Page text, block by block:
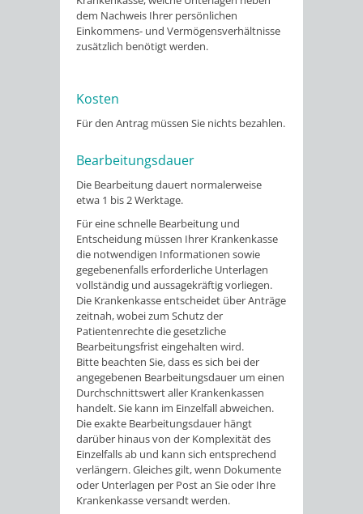
dem Nachweis Ihrer persönlichen
Einkommens- und Vermögensverhältnisse
zusätzlich benötigt werden.
Kosten
Für den Antrag müssen Sie nichts bezahlen.
Bearbeitungsdauer
Die Bearbeitung dauert normalerweise
etwa 1 bis 2 Werktage.
Für eine schnelle Bearbeitung und
Entscheidung müssen Ihrer Krankenkasse
die notwendigen Informationen sowie
gegebenenfalls erforderliche Unterlagen
vollständig und aussagekräftig vorliegen.
Die Krankenkasse entscheidet über Anträge
zeitnah, wobei zum Schutz der
Patientenrechte die gesetzliche
Bearbeitungsfrist eingehalten wird.
Bitte beachten Sie, dass es sich bei der
angegebenen Bearbeitungsdauer um einen
Durchschnittswert aller Krankenkassen
handelt. Sie kann im Einzelfall abweichen.
Die exakte Bearbeitungsdauer hängt
darüber hinaus von der Komplexität des
Einzelfalls ab und kann sich entsprechend
verlängern. Gleiches gilt, wenn Dokumente
oder Unterlagen per Post an Sie oder Ihre
Krankenkasse versandt werden.